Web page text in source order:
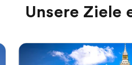
Unsere Ziele